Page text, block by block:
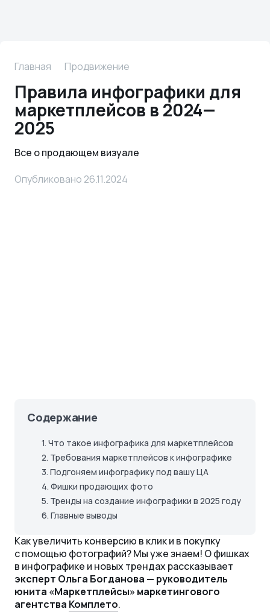
Главная Продвижение
Правила инфографики для
маркетплейсов в 2024—
2025
Все о продающем визуале
Опубликовано 26.11.2024
Содержание
1. Что такое инфографика для маркетплейсов
2. Требования маркетплейсов к инфографике
3. Подгоняем инфографику под вашу ЦА
4. Фишки продающих фото
5. Тренды на создание инфографики в 2025 году
6. Главные выводы
Как увеличить конверсию в клик и в покупку
с помощью фотографий? Мы уже знаем! О фишках
в инфографике и новых трендах рассказывает
эксперт Ольга Богданова — руководитель
юнита «Маркетплейсы» маркетингового
агентства Комплето.